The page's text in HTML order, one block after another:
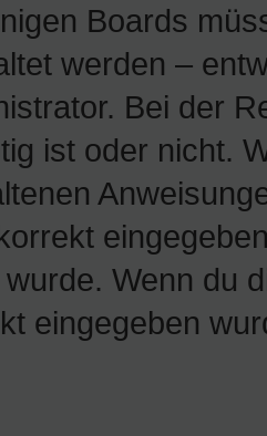
Boards
werden –
Bei der
ist oder nicht.
Wenn du
eingegeben